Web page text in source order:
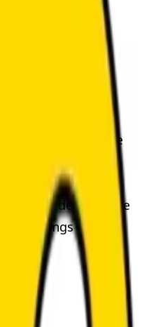
Je
behulp van
je gedetailleerde
in